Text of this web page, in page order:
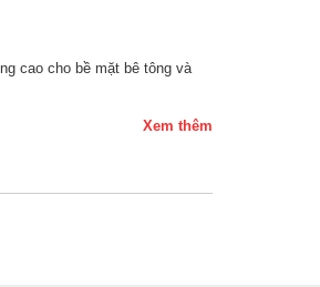
cao cho bề mặt bê tông và
Xem thêm